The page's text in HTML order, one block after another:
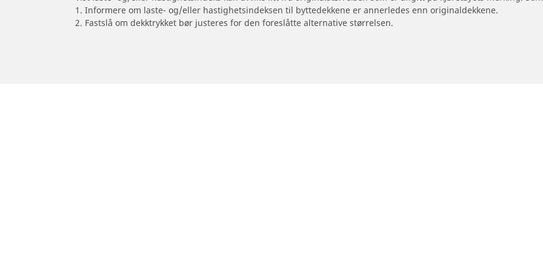
1. Informere om laste- og/eller hastighetsindeksen til byttedekkene er annerledes enn originaldekkene.
2. Fastslå om dekktrykket bør justeres for den foreslåtte alternative størrelsen.